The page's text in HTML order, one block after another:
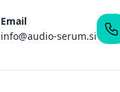
Email
info@audio-serum.si